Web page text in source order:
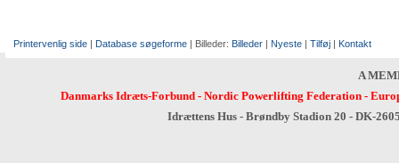
Printervenlig side | Database søgeforme | Billeder: Billeder | Nyeste | Tilføj | Kontakt
A
Danmarks Idræts-Forbund- Nordic Powerlifting Federation-
Idrættens Hus - Brøndby Stadion 20 - DK-